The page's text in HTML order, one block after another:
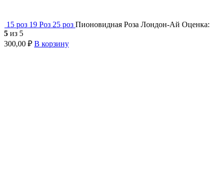
15 роз 19 Роз 25 роз Пионовидная Роза Лондон-Ай Оценка:
5 из 5
300,00 ₽ В корзину